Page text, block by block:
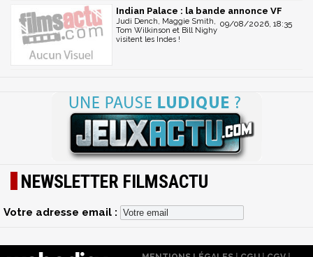
Indian Palace : la bande annonce VF
09/08/2026, 18:35
Judi Dench, Maggie Smith,
Tom Wilkinson et Bill Nighy
visitent les Indes !
NEWSLETTER FILMSACTU
Votre adresse email :